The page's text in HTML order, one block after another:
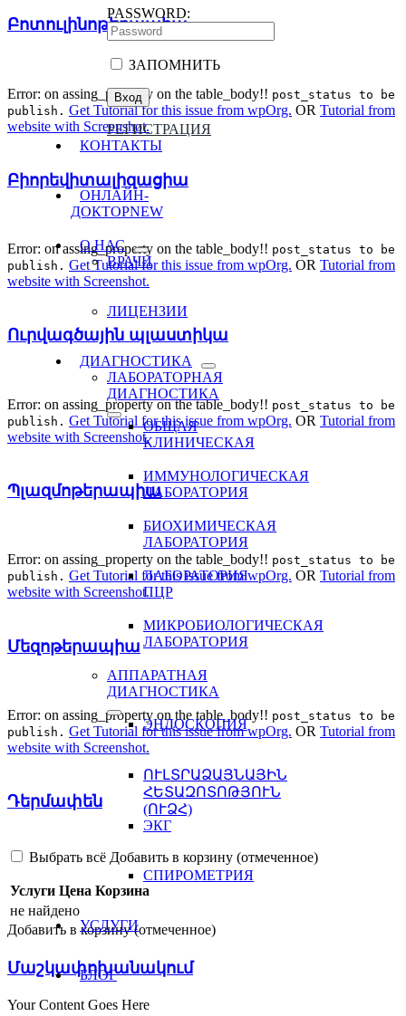
PASSWORD:
ЗАПОМНИТЬ
РЕГИСТРАЦИЯ
КОНТАКТЫ
ОНЛАЙН-
ДОКТОРNEW
О НАС
ВРАЧИ
ЛИЦЕНЗИИ
ДИАГНОСТИКА
ЛАБОРАТОРНАЯ
ДИАГНОСТИКА
ОБЩАЯ
КЛИНИЧЕСКАЯ
ИММУНОЛОГИЧЕСКАЯ
ЛАБОРАТОРИЯ
БИОХИМИЧЕСКАЯ
ЛАБОРАТОРИЯ
ЛАБОРАТОРИЯ
ПЦР
МИКРОБИОЛОГИЧЕСКАЯ
ЛАБОРАТОРИЯ
АППАРАТНАЯ
ДИАГНОСТИКА
ЭНДОСКОПИЯ
ՈՒԼՏՐԱՁԱՅՆԱՅԻՆ
ՀԵՏԱԶՈՏՈԹՅՈՒՆ
(ՈՒՁՀ)
ЭКГ
СПИРОМЕТРИЯ
УСЛУГИ
БЛОГ
Բոտուլինոթերապիա
Error: on assing_property on the table_body!! post_status to be
publish. Get Tutorial for this issue from wpOrg. OR Tutorial from
website with Screenshot.
Բիորեվիտալիզացիա
Error: on assing_property on the table_body!! post_status to be
publish. Get Tutorial for this issue from wpOrg. OR Tutorial from
website with Screenshot.
Ուրվագծային պլաստիկա
Error: on assing_property on the table_body!! post_status to be
publish. Get Tutorial for this issue from wpOrg. OR Tutorial from
website with Screenshot.
Պլազմոթերապիա
Error: on assing_property on the table_body!! post_status to be
publish. Get Tutorial for this issue from wpOrg. OR Tutorial from
website with Screenshot.
Մեզոթերապիա
Error: on assing_property on the table_body!! post_status to be
publish. Get Tutorial for this issue from wpOrg. OR Tutorial from
website with Screenshot.
Դերմափեն
Выбрать всё Добавить в корзину (отмеченное)
Услуги Цена Корзина
не найдено
Добавить в корзину (отмеченное)
Մաշկափոխանակում
Your Content Goes Here